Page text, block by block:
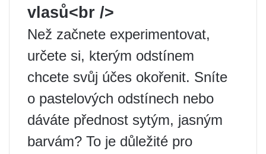
vlasů<br />
Než začnete experimentovat,
určete si, kterým odstínem
chcete svůj účes okořenit. Sníte
o pastelových odstínech nebo
dáváte přednost sytým, jasným
barvám? To je důležité pro